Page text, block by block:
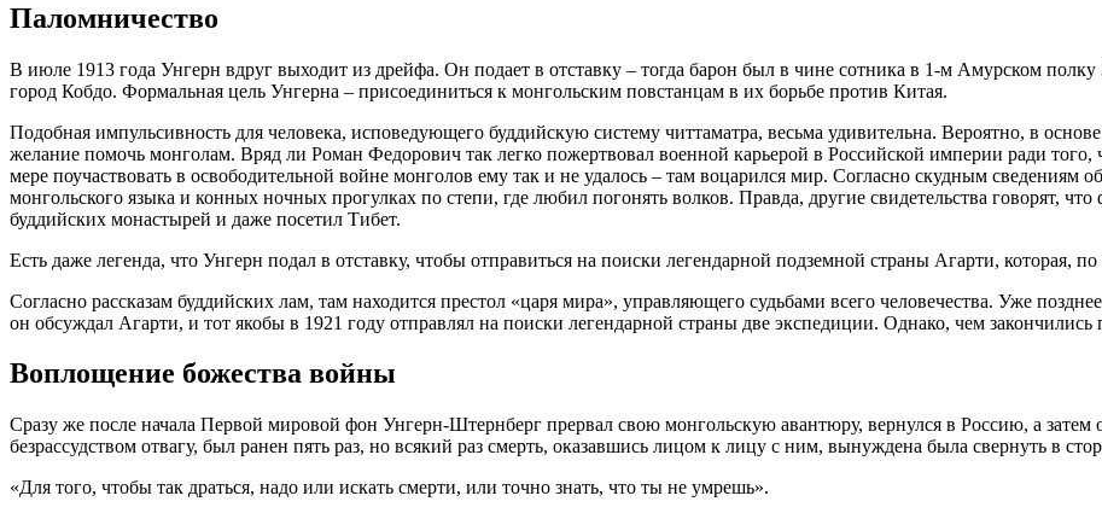
Паломничество
В июле 1913 года Унгерн вдруг выходит из дрейфа. Он подает в отставку – тогда барон был в чине сотника в 1-м Амурском полку
город Кобдо. Формальная цель Унгерна – присоединиться к монгольским повстанцам в их борьбе против Китая.
Подобная импульсивность для человека, исповедующего буддийскую систему читтаматра, весьма удивительна. Вероятно, в
желание помочь монголам. Вряд ли Роман Федорович так легко пожертвовал военной карьерой в Российской империи ради
мере поучаствовать в освободительной войне монголов ему так и не удалось – там воцарился мир. Согласно скудным сведениям
монгольского языка и конных ночных прогулках по степи, где любил погонять волков. Правда, другие свидетельства говорят,
буддийских монастырей и даже посетил Тибет.
Есть даже легенда, что Унгерн подал в отставку, чтобы отправиться на поиски легендарной подземной страны Агарти, которая,
Согласно рассказам буддийских лам, там находится престол «царя мира», управляющего судьбами всего человечества. Уже
он обсуждал Агарти, и тот якобы в 1921 году отправлял на поиски легендарной страны две экспедиции. Однако, чем закончились
Воплощение божества войны
Сразу же после начала Первой мировой фон Унгерн-Штернберг прервал свою монгольскую авантюру, вернулся в Россию, а
безрассудством отвагу, был ранен пять раз, но всякий раз смерть, оказавшись лицом к лицу с ним, вынуждена была свернуть в
«Для того, чтобы так драться, надо или искать смерти, или точно знать, что ты не умрешь».